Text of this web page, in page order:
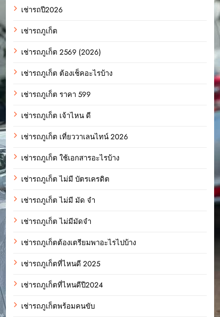
เช่ารถปี2026
เช่ารถภูเก็ต
เช่ารถภูเก็ต 2569 (2026)
เช่ารถภูเก็ต ต้องเช็คอะไรบ้าง
เช่ารถภูเก็ต ราคา 599
เช่ารถภูเก็ต เจ้าไหน ดี
เช่ารถภูเก็ต เที่ยววาเลนไทน์ 2026
เช่ารถภูเก็ต ใช้เอกสารอะไรบ้าง
เช่ารถภูเก็ต ไม่มี บัตรเครดิต
เช่ารถภูเก็ต ไม่มี มัด จํา
เช่ารถภูเก็ต ไม่มีมัดจำ
เช่ารถภูเก็ตต้องเตรียมพาอะไรไปบ้าง
เช่ารถภูเก็ตที่ไหนดี 2025
เช่ารถภูเก็ตที่ไหนดีปี2024
เช่ารถภูเก็ตพร้อมคนขับ